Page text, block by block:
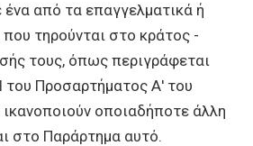
ένα από τα επαγγελματικά ή
τηρούνται στο κράτος -
τους, όπως περιγράφεται
του Προσαρτήματος Α' του
οποιαδήποτε άλλη
στο Παράρτημα αυτό.